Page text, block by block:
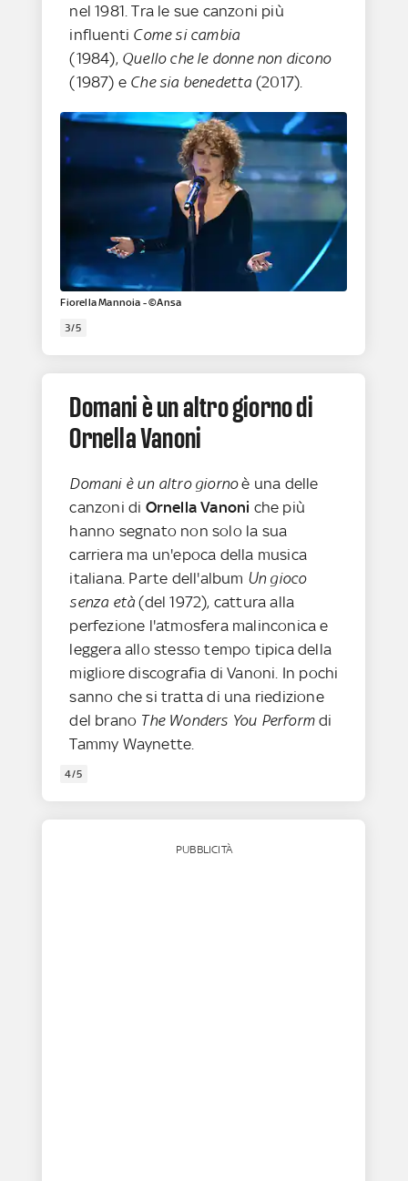
nel 1981. Tra le sue canzoni più
influenti Come si cambia
(1984), Quello che le donne non dicono
(1987) e Che sia benedetta (2017).
Fiorella Mannoia - ©Ansa
3/5
Domani è un altro giorno di
Ornella Vanoni
Domani è un altro giornoè una delle
canzoni di Ornella Vanoni che più
hanno segnato non solo la sua
carriera ma un'epoca della musica
italiana. Parte dell'album Un gioco
senza età(del 1972), cattura alla
perfezione l'atmosfera malinconica e
leggera allo stesso tempo tipica della
migliore discografia di Vanoni. In pochi
sanno che si tratta di una riedizione
del brano The Wonders You Performdi
Tammy Waynette.
4/5
PUBBLICITÀ